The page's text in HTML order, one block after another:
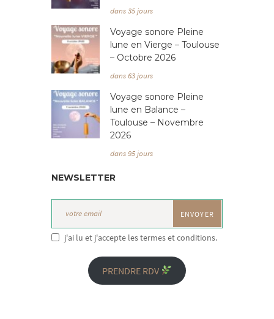
dans 35 jours
Voyage sonore Pleine
lune en Vierge – Toulouse
– Octobre 2026
dans 63 jours
Voyage sonore Pleine
lune en Balance –
Toulouse – Novembre
2026
dans 95 jours
NEWSLETTER
j'ai lu et j'accepte les termes et conditions.
PRENDRE RDV